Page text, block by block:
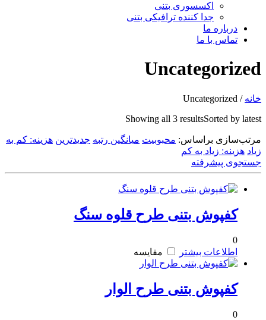
اکسسوری بتنی
جدا کننده ترافیکی بتنی
درباره ما
تماس با ما
Uncategorized
خانه / Uncategorized
Showing all 3 resultsSorted by latest
مرتب‌سازی براساس: محبوبیت میانگین رتبه جدیدترین هزینه: کم به
زیاد هزینه: زیاد به کم
جستجوی پیشرفته
کفپوش بتنی طرح قلوه سنگ
0
اطلاعات بیشتر
مقایسه
کفپوش بتنی طرح الوار
0